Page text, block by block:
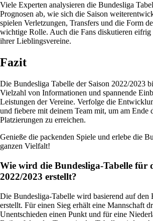
Viele Experten analysieren die Bundesliga
Prognosen ab, wie sich die Saison
spielen Verletzungen, Transfers und die Form
wichtige Rolle. Auch die Fans diskutieren eifrig
ihrer Lieblingsvereine.
Fazit
Die Bundesliga Tabelle der Saison 2022/2023
Vielzahl von Informationen und spannende
Leistungen der Vereine. Verfolge die
und fiebere mit deinem Team mit, um am Ende
Platzierungen zu erreichen.
Genieße die packenden Spiele und erlebe die
ganzen Vielfalt!
Wie wird die Bundesliga-Tabelle für
2022/2023 erstellt?
Die Bundesliga-Tabelle wird basierend auf den
erstellt. Für einen Sieg erhält eine Mannschaft
Unentschieden einen Punkt und für eine